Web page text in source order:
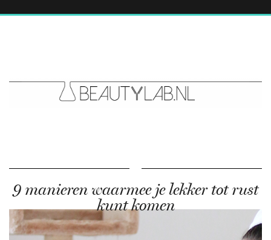
9 manieren waarmee je lekker tot rust
kunt komen